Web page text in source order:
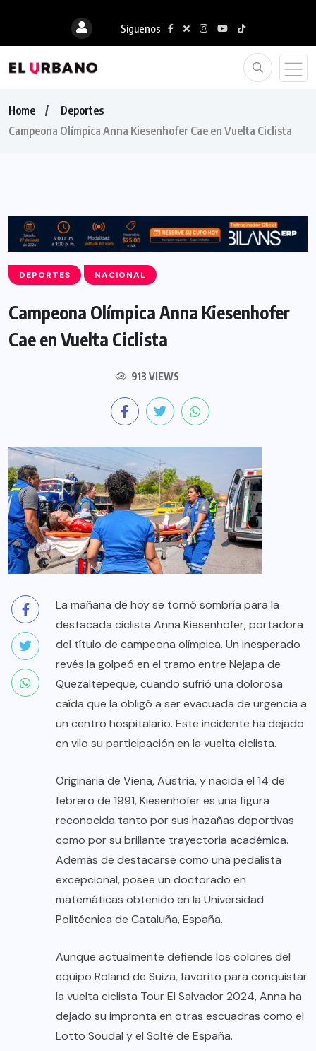
Síguenos
Home
Deportes
Campeona Olímpica Anna Kiesenhofer Cae en Vuelta Ciclista
DEPORTES NACIONAL
Campeona Olímpica Anna Kiesenhofer
Cae en Vuelta Ciclista
913 VIEWS
La mañana de hoy se tornó sombría para la
destacada ciclista Anna Kiesenhofer, portadora
del título de campeona olímpica. Un inesperado
revés la golpeó en el tramo entre Nejapa de
Quezaltepeque, cuando sufrió una dolorosa
caída que la obligó a ser evacuada de urgencia a
un centro hospitalario. Este incidente ha dejado
en vilo su participación en la vuelta ciclista.
Originaria de Viena, Austria, y nacida el 14 de
febrero de 1991, Kiesenhofer es una figura
reconocida tanto por sus hazañas deportivas
como por su brillante trayectoria académica.
Además de destacarse como una pedalista
excepcional, posee un doctorado en
matemáticas obtenido en la Universidad
Politécnica de Cataluña, España.
Aunque actualmente defiende los colores del
equipo Roland de Suiza, favorito para conquistar
la vuelta ciclista Tour El Salvador 2024, Anna ha
dejado su impronta en otras escuadras como el
Lotto Soudal y el Solté de España.